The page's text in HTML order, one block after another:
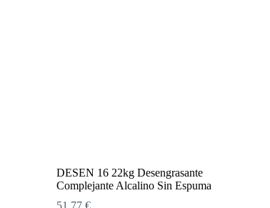
DESEN 16 22kg Desengrasante
Complejante Alcalino Sin Espuma